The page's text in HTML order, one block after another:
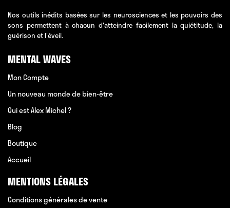
Nos outils inédits basées sur les neurosciences et les pouvoirs des
sons permettent à chacun d'atteindre facilement la quiétitude, la
guérison et l'éveil.
MENTAL WAVES
Mon Compte
Un nouveau monde de bien-être
Qui est Alex Michel ?
Blog
Boutique
Accueil
MENTIONS LÉGALES
Conditions générales de vente